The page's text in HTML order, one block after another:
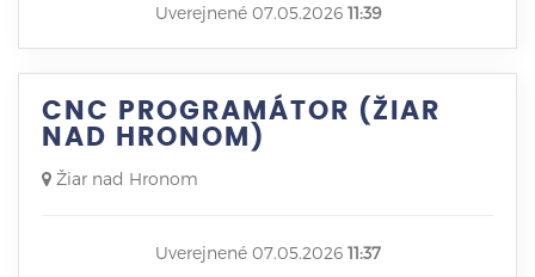
Uverejnené 07.05.2026 11:39
CNC PROGRAMÁTOR (ŽIAR
NAD HRONOM)
Žiar nad Hronom
Uverejnené 07.05.2026 11:37